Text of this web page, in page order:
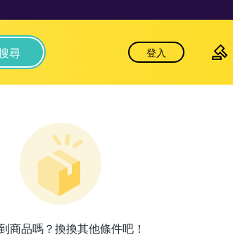
尋 登入
商品嗎？換換其他條件吧！